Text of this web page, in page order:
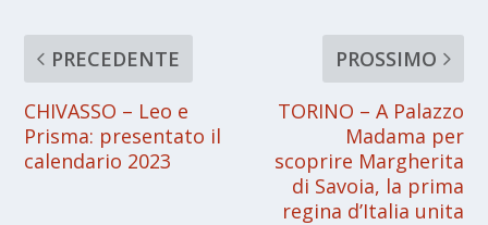
PRECEDENTE
CHIVASSO – Leo e
Prisma: presentato il
calendario 2023
PROSSIMO
TORINO – A Palazzo
Madama per
scoprire Margherita
di Savoia, la prima
regina d’Italia unita